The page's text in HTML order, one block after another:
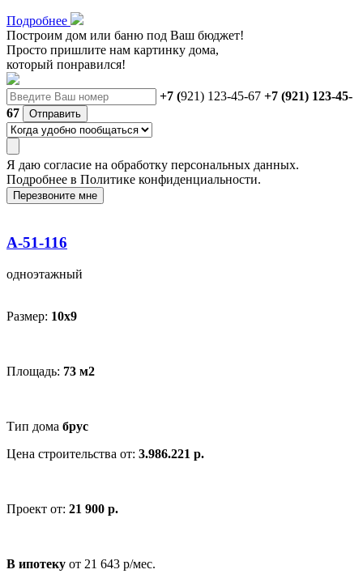
Подробнее
Построим дом или баню под Ваш бюджет!
Просто пришлите нам картинку дома,
который понравился!
+7 (921) 123-45-67 +7 (921) 123-45-
67
Отправить
Я даю согласие на обработку персональных данных.
Подробнее в Политике конфиденциальности.
Перезвоните мне
А-51-116
одноэтажный
Размер: 10х9
Площадь: 73 м2
Тип дома брус
Цена строительства от: 3.986.221 р.
Проект от: 21 900 р.
В ипотеку от 21 643 р/мес.